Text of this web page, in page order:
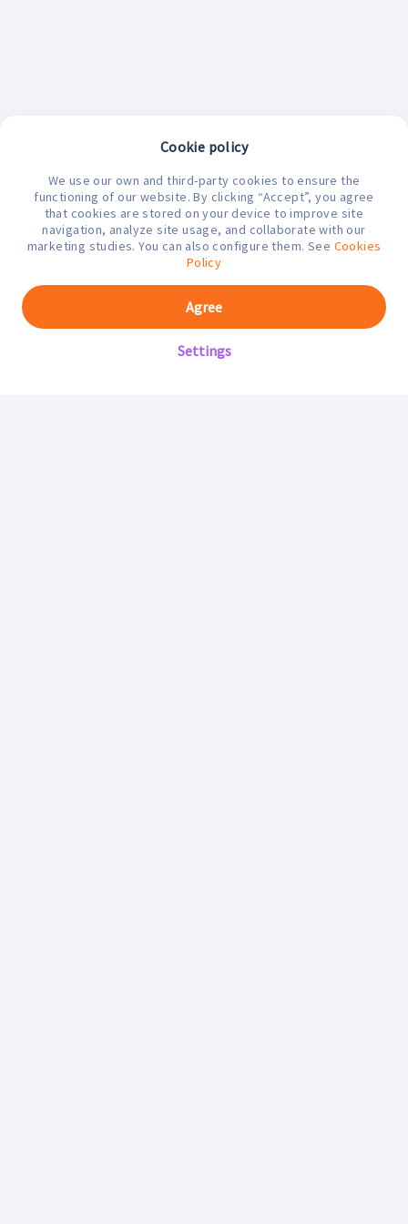
¿En qué podemos ayudarte hoy?
Cookie policy
We use our own and third-party cookies to ensure the
functioning of our website. By clicking “Accept”, you agree
that cookies are stored on your device to improve site
navigation, analyze site usage, and collaborate with our
marketing studies. You can also configure them. See Cookies
Policy
Settings
Agree